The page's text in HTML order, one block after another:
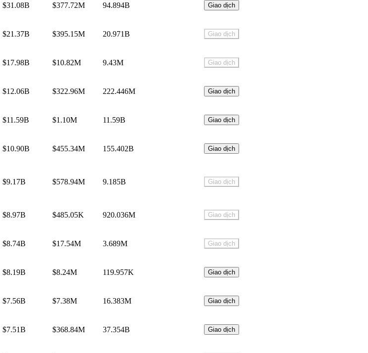
$31.08B $377.72M 94.894B Giao dịch
$21.37B $395.15M 20.971B Giao dịch
$17.98B $10.82M 9.43M Giao dịch
$12.06B $322.96M 222.446M Giao dịch
$11.59B $1.10M 11.59B Giao dịch
$10.90B $455.34M 155.402B Giao dịch
$9.17B $578.94M 9.185B Giao dịch
$8.97B $485.05K 920.036M Giao dịch
$8.74B $17.54M 3.689M Giao dịch
$8.19B $8.24M 119.957K Giao dịch
$7.56B $7.38M 16.383M Giao dịch
$7.51B $368.84M 37.354B Giao dịch